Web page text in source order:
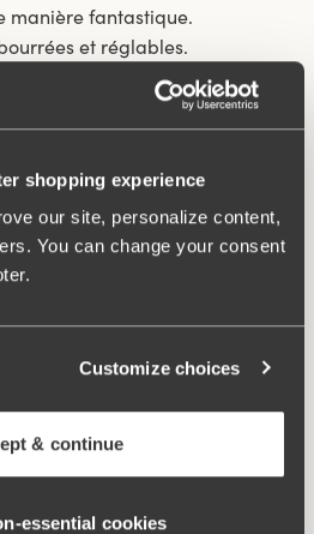
shopping experience
our site, personalize content,
You can change your consent
Customize choices
& continue
cookies
manière fantastique.
et réglables.
18% élasthanne 8% polyester
Lavage délicat 40°C
hauteur. E-H 90-125: 4 en